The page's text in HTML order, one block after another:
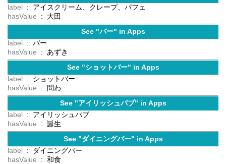
label
: アイスクリーム、クレープ、パフェ
hasValue
: 大田
See "バー" in Apps
label
: バー
hasValue
: あずき
See "ショットバー" in Apps
label
: ショットバー
hasValue
: 問わ
See "アイリッシュパブ" in Apps
label
: アイリッシュパブ
hasValue
: 誕生
See "ダイニングバー" in Apps
label
: ダイニングバー
hasValue
: 和食